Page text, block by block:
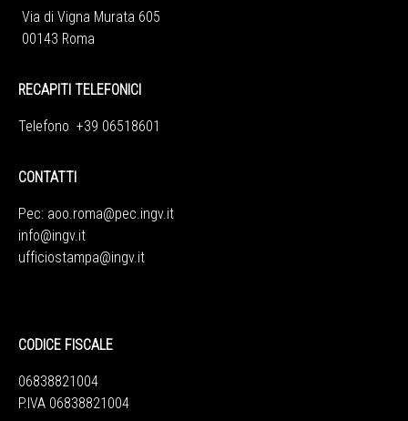
Via di Vigna Murata 605
00143 Roma
RECAPITI TELEFONICI
Telefono +39 06518601
CONTATTI
Pec: aoo.roma@pec.ingv.it
info@ingv.it
ufficiostampa@ingv.it
CODICE FISCALE
06838821004
P.IVA 06838821004